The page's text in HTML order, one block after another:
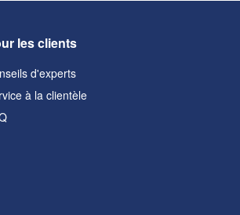
les clients
d'experts
à la clientèle